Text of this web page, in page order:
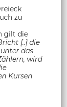
zu
gilt die
[..] die
das
wird
Kursen